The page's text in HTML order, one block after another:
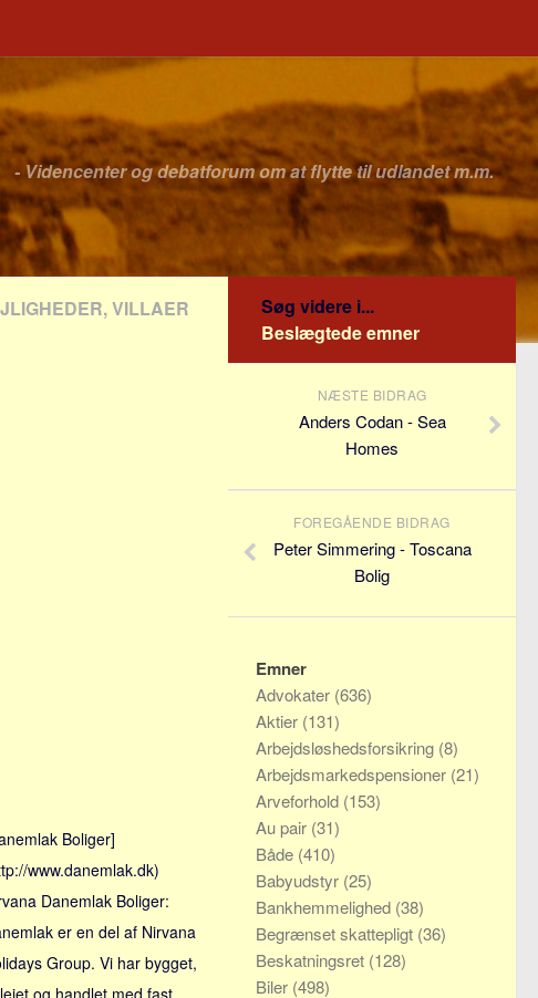
- Videncenter og debatforum om at flytte til udlandet m.m.
VILLAER
Boliger]
www.danemlak.dk)
Danemlak Boliger:
er en del af Nirvana
Group. Vi har bygget,
og handlet med fast
Søg videre i...
Beslægtede emner
NÆSTE BIDRAG
Anders Codan - Sea
Homes
FOREGÅENDE BIDRAG
Peter Simmering - Toscana
Bolig
Emner
Advokater (636)
Aktier (131)
Arbejdsløshedsforsikring (8)
Arbejdsmarkedspensioner (21)
Arveforhold (153)
Au pair (31)
Både (410)
Babyudstyr (25)
Bankhemmelighed (38)
Begrænset skattepligt (36)
Beskatningsret (128)
Biler (498)